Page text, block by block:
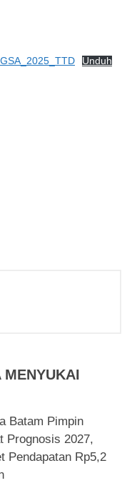
Unduh
MENYUKAI
Batam Pimpin
Prognosis 2027,
Pendapatan Rp5,2